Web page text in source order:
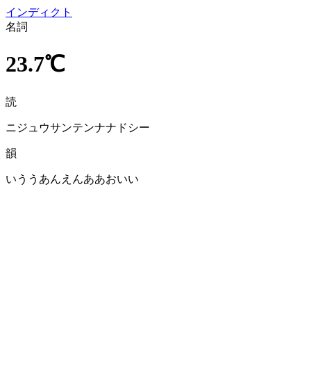
インディクト
名詞
23.7℃
読
ニジュウサンテンナナドシー
韻
いううあんえんああおいい